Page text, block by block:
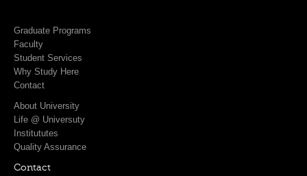
Graduate Programs
Faculty
Student Services
Why Study Here
Contact
About University
Life @ Universuty
Institututes
Quality Assurance
Contact